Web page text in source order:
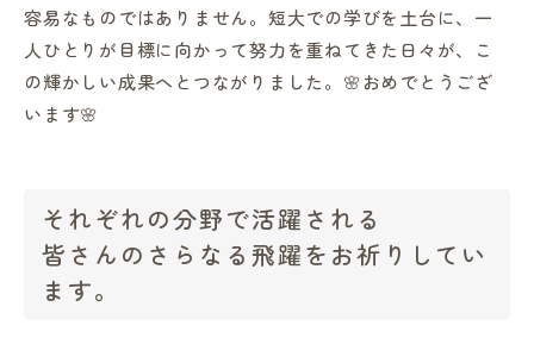
容易なものではありません。短大での学びを土台に、一
人ひとりが目標に向かって努力を重ねてきた日々が、こ
の輝かしい成果へとつながりました。🌸おめでとうござ
います🌸
それぞれの分野で活躍される
皆さんのさらなる飛躍をお祈りしてい
ます。